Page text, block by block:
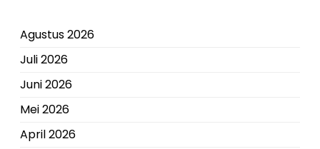
Agustus 2026
Juli 2026
Juni 2026
Mei 2026
April 2026